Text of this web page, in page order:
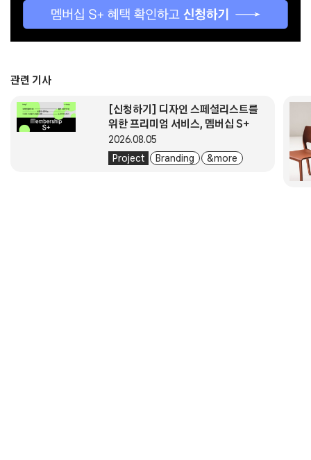
관련 기사
Project Branding & more
[신청하기] 디자인 스페셜리스트를
위한 프리미엄 서비스, 멤버십 S+
2026.08.05